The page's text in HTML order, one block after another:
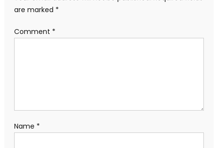
are marked *
Comment *
Name *